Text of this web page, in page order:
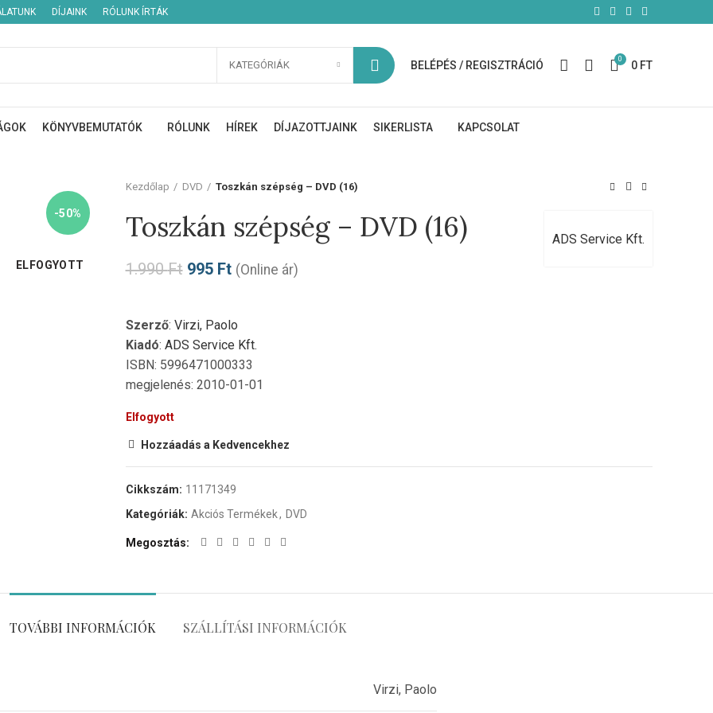
DÍJAINK RÓLUNK ÍRTÁK
KATEGÓRIÁK BELÉPÉS / REGISZTRÁCIÓ 0 0 FT
KÖNYVBEMUTATÓK RÓLUNK HÍREK DÍJAZOTTJAINK SIKERLISTA KAPCSOLAT
-50%
ELFOGYOTT
Kezdőlap
DVD Toszkán szépség – DVD (16)
ADS Service Kft.
Toszkán szépség – DVD (16)
1.990Ft 995 Ft (Online ár)
Szerző: Virzi, Paolo
Kiadó: ADS Service Kft.
ISBN: 5996471000333
megjelenés: 2010-01-01
Elfogyott
Hozzáadás a Kedvencekhez
Cikkszám: 11171349
Kategóriák: Akciós Termékek, DVD
Megosztás
TOVÁBBI INFORMÁCIÓK SZÁLLÍTÁSI INFORMÁCIÓK
Virzi, Paolo